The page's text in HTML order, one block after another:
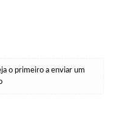
o primeiro a enviar um